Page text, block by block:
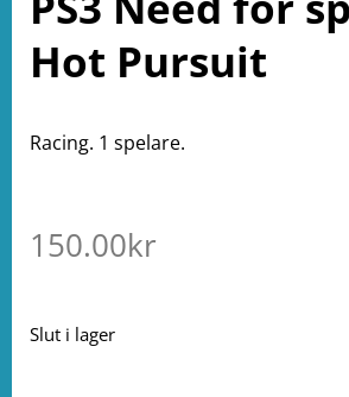
Hot Pursuit
Racing. 1 spelare.
150.00kr
Slut i lager